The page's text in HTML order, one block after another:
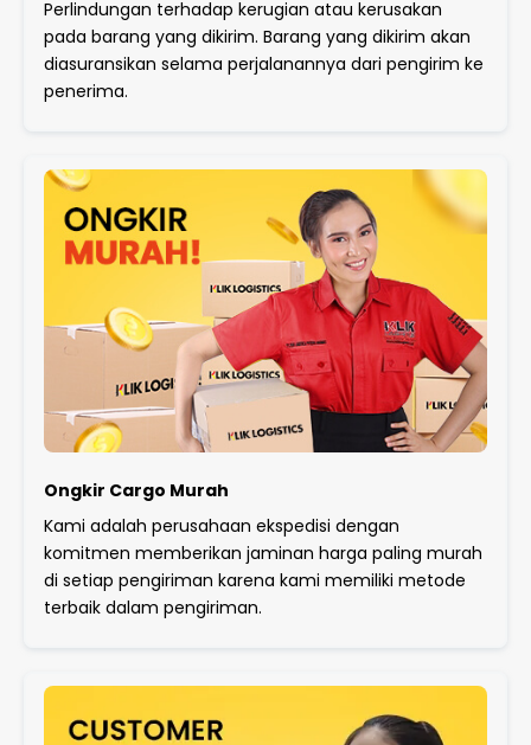
Perlindungan terhadap kerugian atau kerusakan
pada barang yang dikirim. Barang yang dikirim akan
diasuransikan selama perjalanannya dari pengirim ke
penerima.
Ongkir Cargo Murah
Kami adalah perusahaan ekspedisi dengan
komitmen memberikan jaminan harga paling murah
di setiap pengiriman karena kami memiliki metode
terbaik dalam pengiriman.